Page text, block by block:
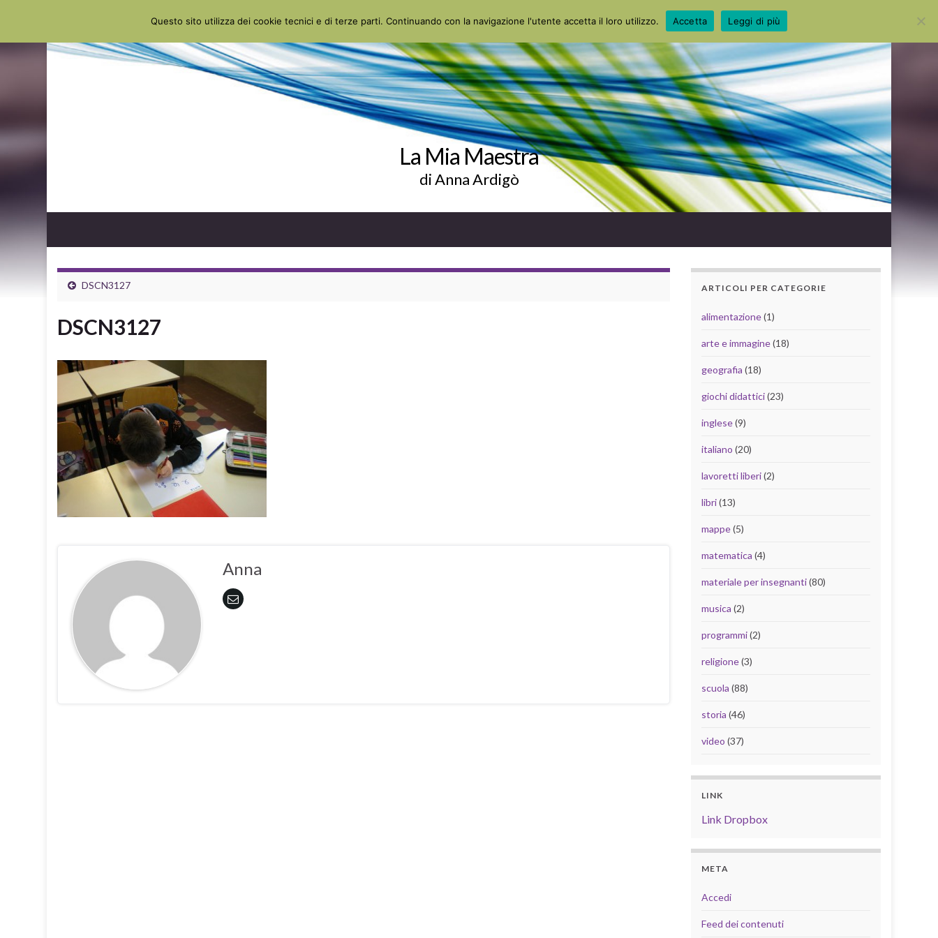
Search for:
La Mia Maestra
di Anna Ardigò
DSCN3127
DSCN3127
Anna
ARTICOLI PER CATEGORIE
alimentazione(1)
arte e immagine(18)
geografia (18)
giochi didattici(23)
inglese(9)
italiano (20)
lavoretti liberi(2)
libri(13)
mappe(5)
matematica (4)
materiale per insegnanti(80)
musica (2)
programmi(2)
religione(3)
scuola (88)
storia (46)
video (37)
LINK
Link Dropbox
META
Accedi
Feed dei contenuti
Questo sito utilizza dei cookie tecnici e di terze parti. Continuando con la navigazione l'utente accetta il loro utilizzo. Accetta Leggi di più